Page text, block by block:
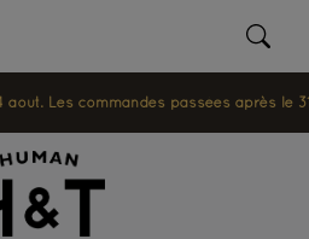
Les commandes passées après le